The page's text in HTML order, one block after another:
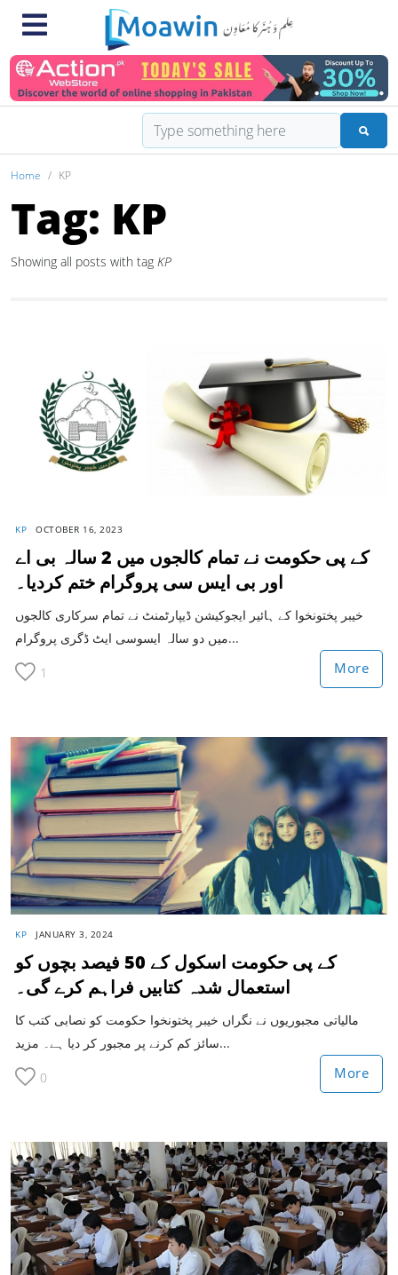
Home KP
Tag: KP
Showing all posts with tag KP
KP OCTOBER 16, 2023
کے پی حکومت نے تمام کالجوں میں 2 سالہ بی اے
اور بی ایس سی پروگرام ختم کردیا۔
خیبر پختونخوا کے ہائیر ایجوکیشن ڈیپارٹمنٹ نے تمام سرکاری کالجوں
میں دو سالہ ایسوسی ایٹ ڈگری پروگرام...
1 More
KP JANUARY 3, 2024
کے پی حکومت اسکول کے 50 فیصد بچوں کو
استعمال شدہ کتابیں فراہم کرے گی۔
مالیاتی مجبوریوں نے نگراں خیبر پختونخوا حکومت کو نصابی کتب کا
سائز کم کرنے پر مجبور کر دیا ہے۔ مزید...
0 More